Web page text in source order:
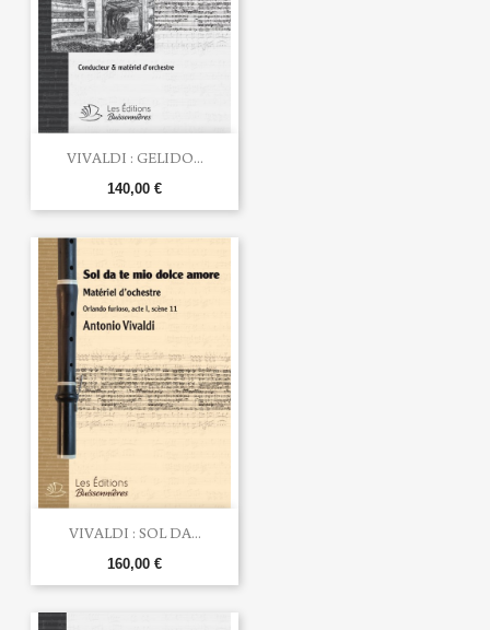
VIVALDI : GELIDO...
140,00 €
VIVALDI : SOL DA...
160,00 €